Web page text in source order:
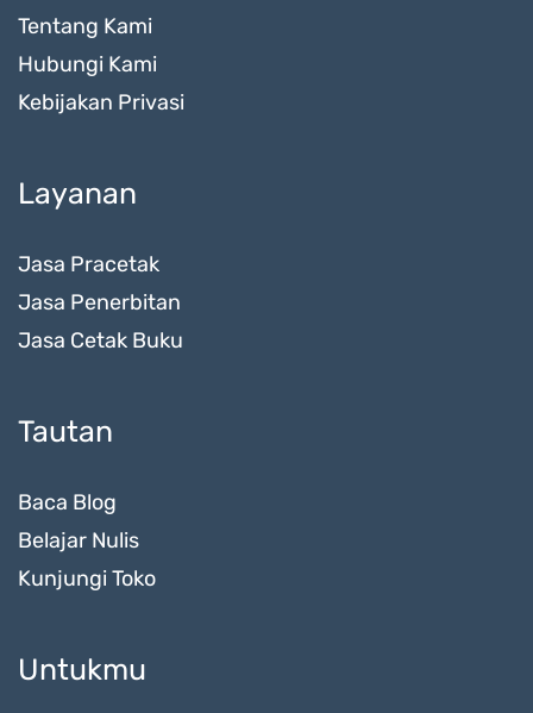
Tentang Kami
Hubungi Kami
Kebijakan Privasi
Layanan
Jasa Pracetak
Jasa Penerbitan
Jasa Cetak Buku
Tautan
Baca Blog
Belajar Nulis
Kunjungi Toko
Untukmu